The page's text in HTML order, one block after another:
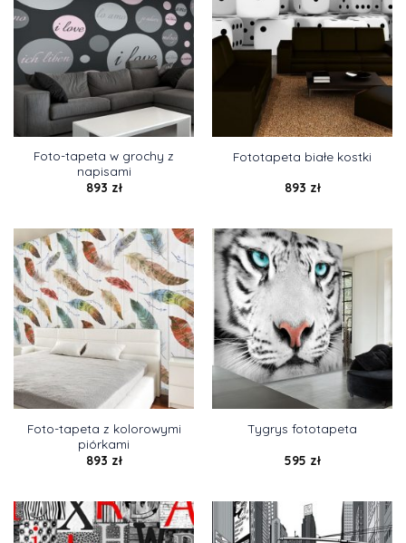
Foto-tapeta w grochy z
napisami
893 zł
Fototapeta białe kostki
893 zł
Foto-tapeta z kolorowymi
piórkami
893 zł
Tygrys fototapeta
595 zł